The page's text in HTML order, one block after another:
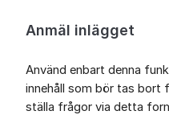
Anmäl inlägget
Använd enbart denna
innehåll som bör tas bort
ställa frågor via detta